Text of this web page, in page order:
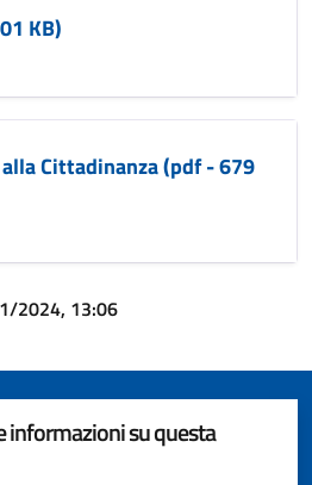
KB)
Cittadinanza (pdf - 679
2024, 13:06
informazioni su questa